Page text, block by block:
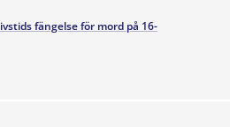
fängelse för mord på 16-